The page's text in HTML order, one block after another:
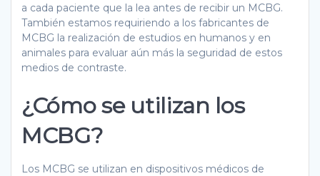
a cada paciente que la lea antes de recibir un MCBG.
También estamos requiriendo a los fabricantes de
MCBG la realización de estudios en humanos y en
animales para evaluar aún más la seguridad de estos
medios de contraste.
¿Cómo se utilizan los
MCBG?
Los MCBG se utilizan en dispositivos médicos de